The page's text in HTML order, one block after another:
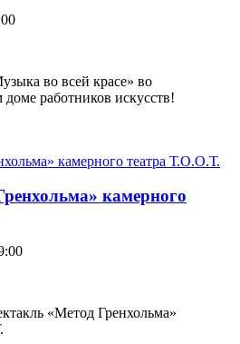
во всей красе» во
работников искусств!
камерного
«Метод Гренхольма»